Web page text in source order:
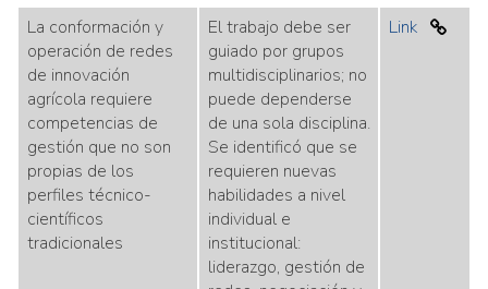
La conformación y
operación de redes
de innovación
agrícola requiere
competencias de
gestión que no son
propias de los
perfiles técnico-
científicos
tradicionales
El trabajo debe ser
guiado por grupos
multidisciplinarios; no
puede dependerse
de una sola disciplina.
Se identificó que se
requieren nuevas
habilidades a nivel
individual e
institucional:
liderazgo, gestión de
Link